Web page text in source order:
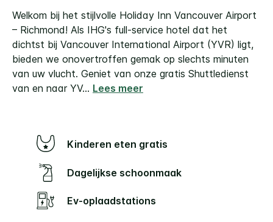
Welkom bij het stijlvolle Holiday Inn Vancouver Airport
– Richmond! Als IHG's full-service hotel dat het
dichtst bij Vancouver International Airport (YVR) ligt,
bieden we onovertroffen gemak op slechts minuten
van uw vlucht. Geniet van onze gratis Shuttledienst
van en naar YV... Lees meer
Kinderen eten gratis
Dagelijkse schoonmaak
Ev-oplaadstations